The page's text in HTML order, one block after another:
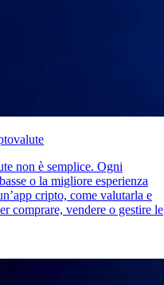
non è semplice. Ogni
o la migliore esperienza
cripto, come valutarla e
comprare, vendere o gestire le